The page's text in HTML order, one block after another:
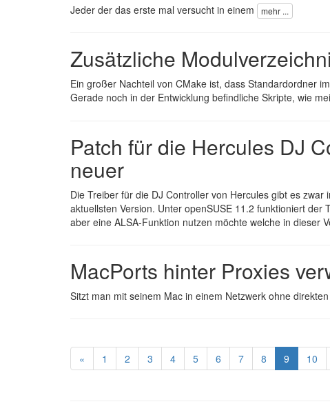
Jeder der das erste mal versucht in einem mehr ...
Zusätzliche
Ein großer Nachteil von CMake ist, dass Standardordner
Gerade noch in der Entwicklung befindliche Skripte, wie
Patch für die Hercules DJ
neuer
Die Treiber für die DJ Controller von Hercules gibt es
aktuellsten Version. Unter openSUSE 11.2 funktioniert
aber eine ALSA-Funktion nutzen möchte welche in dieser
MacPorts hinter Proxies
Sitzt man mit seinem Mac in einem Netzwerk ohne
« 1 2 3 4 5 6 7 8 9 10